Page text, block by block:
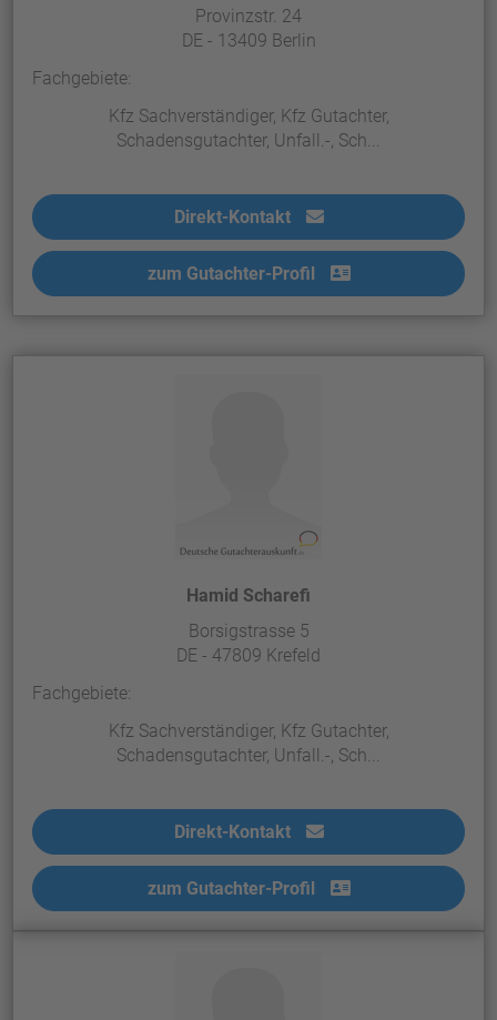
Provinzstr. 24
DE - 13409 Berlin
Fachgebiete:
Kfz Sachverständiger, Kfz Gutachter,
Schadensgutachter, Unfall.-, Sch...
Direkt-Kontakt
zum Gutachter-Profil
Hamid Scharefi
Borsigstrasse 5
DE - 47809 Krefeld
Fachgebiete:
Kfz Sachverständiger, Kfz Gutachter,
Schadensgutachter, Unfall.-, Sch...
Direkt-Kontakt
zum Gutachter-Profil